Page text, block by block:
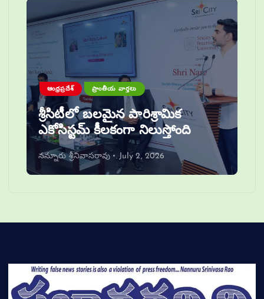
ఆంధ్రప్రదేశ్ ప్రాంతీయ వార్తలు
శ్రీసిటీలో బలమైన పారిశ్రామిక
ఎకోసిస్టమ్ కీలకంగా నిలుస్తోంది
నన్నూరు శ్రీనివాసరావు July 2, 2026